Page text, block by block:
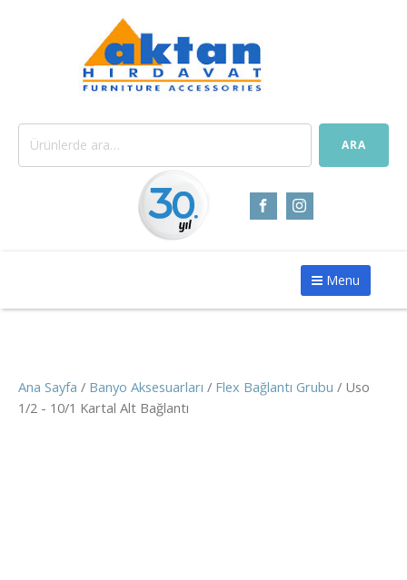
Ara: ARA
Menu
Ana Sayfa / Banyo Aksesuarları / Flex Bağlantı Grubu / Uso
1/2 - 10/1 Kartal Alt Bağlantı